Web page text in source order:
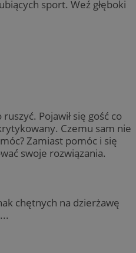
sport. Weź głęboki
Pojawił się gość co
Czemu sam nie
Zamiast pomóc i się
swoje rozwiązania.
chętnych na dzierżawę